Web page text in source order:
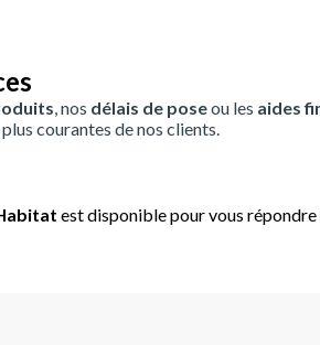
, nos délais de poseou les aides
courantes de nos clients.
est disponible pour vous